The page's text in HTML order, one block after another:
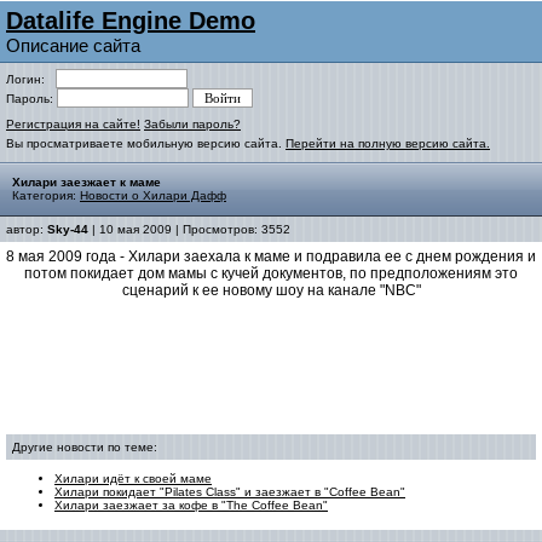
Datalife Engine Demo
Описание сайта
Логин:
Пароль:
Регистрация на сайте! Забыли пароль?
Вы просматриваете мобильную версию сайта. Перейти на полную версию сайта.
Хилари заезжает к маме
Категория: Новости о Хилари Дафф
автор: Sky-44 | 10 мая 2009 | Просмотров: 3552
8 мая 2009 года - Хилари заехала к маме и подравила ее с днем рождения и
потом покидает дом мамы с кучей документов, по предположениям это
сценарий к ее новому шоу на канале "NBC"
Другие новости по теме:
Хилари идёт к своей маме
Хилари покидает "Pilates Class" и заезжает в "Coffee Bean"
Хилари заезжает за кофе в "The Coffee Bean"